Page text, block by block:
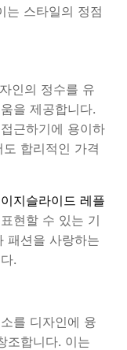
는 스타일의 정점
인의 정수를 유
을 제공합니다.
근하기에 용이하
합리적인 가격
이지슬라이드 레플
현할 수 있는 기
패션을 사랑하는
.
를 디자인에 융
조합니다. 이는